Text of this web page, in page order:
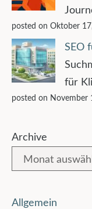
posted on Oktober
SEO
für
posted on November
Archive
Allgemein